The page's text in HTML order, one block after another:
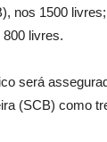
nos 1500
livres.
será
(SCB) como